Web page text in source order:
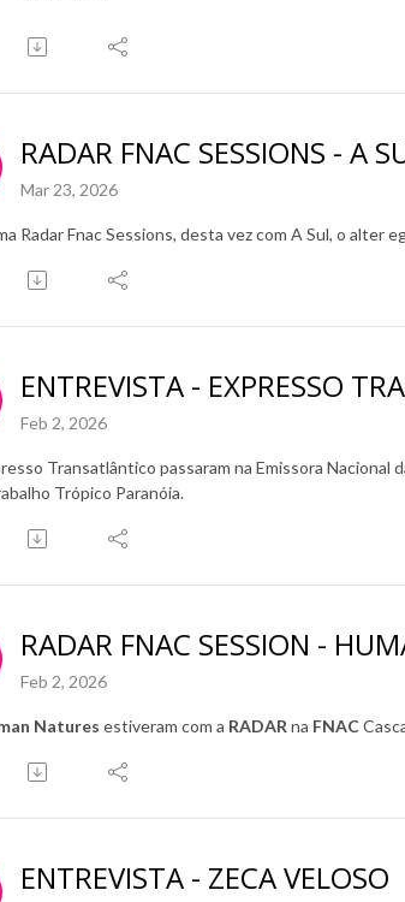
RADAR FNAC SESSIONS - A
Mar 23, 2026
Radar Fnac Sessions, desta vez com A Sul, o alter
ENTREVISTA - EXPRESSO
Feb 2, 2026
Transatlântico passaram na Emissora Nacional
Trópico Paranóia.
RADAR FNAC SESSION -
Feb 2, 2026
Natures estiveram com a RADAR na FNAC
ENTREVISTA - ZECA VELOSO